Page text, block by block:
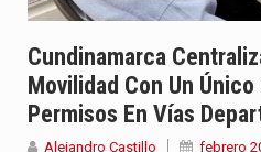
Cundinamarca
Movilidad Con Un
Permisos En Vías
Alejandro Castillo febrero